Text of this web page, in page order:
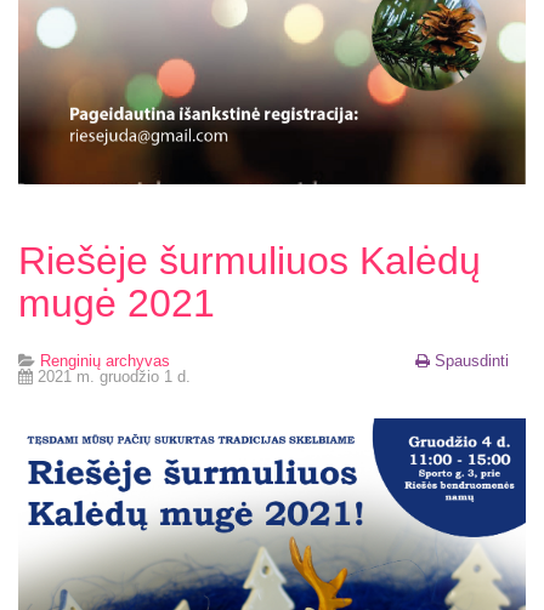
Riešėje šurmuliuos Kalėdų
mugė 2021
Spausdinti
Renginių archyvas
2021 m. gruodžio 1 d.